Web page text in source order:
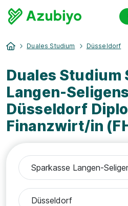
Duales Studium Düsseldorf
Duales Studium
Langen-
Düsseldorf
Finanzwirt/in